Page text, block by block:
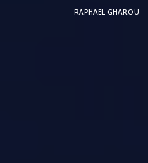
RAPHAEL GHAROU